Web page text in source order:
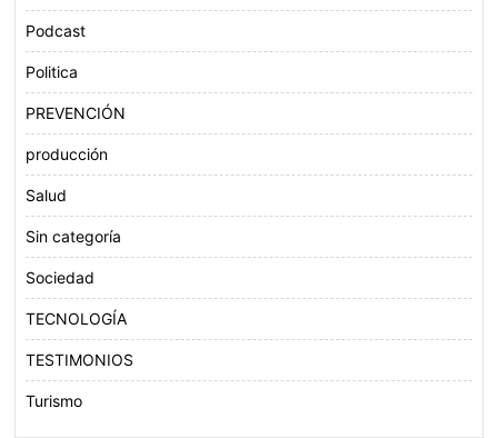
Podcast
Politica
PREVENCIÓN
producción
Salud
Sin categoría
Sociedad
TECNOLOGÍA
TESTIMONIOS
Turismo